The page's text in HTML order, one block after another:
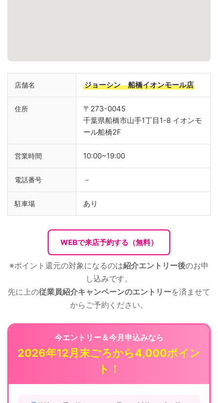
店舗名 ジョーシン 船橋イオンモール店
住所
〒273-0045
千葉県船橋市山手1丁目1-8 イオンモ
ール船橋2F
営業時間 10:00~19:00
電話番号 －
駐車場 あり
WEBで来店予約する（無料）
※ポイント還元の対象になるのは紹介エントリー後のお申
し込みです。
先に上の従業員紹介キャンペーンのエントリーを済ませて
からご予約ください。
今エントリー＆今月申込みなら
2026年12月末ごろから4,000ポイン
ト！